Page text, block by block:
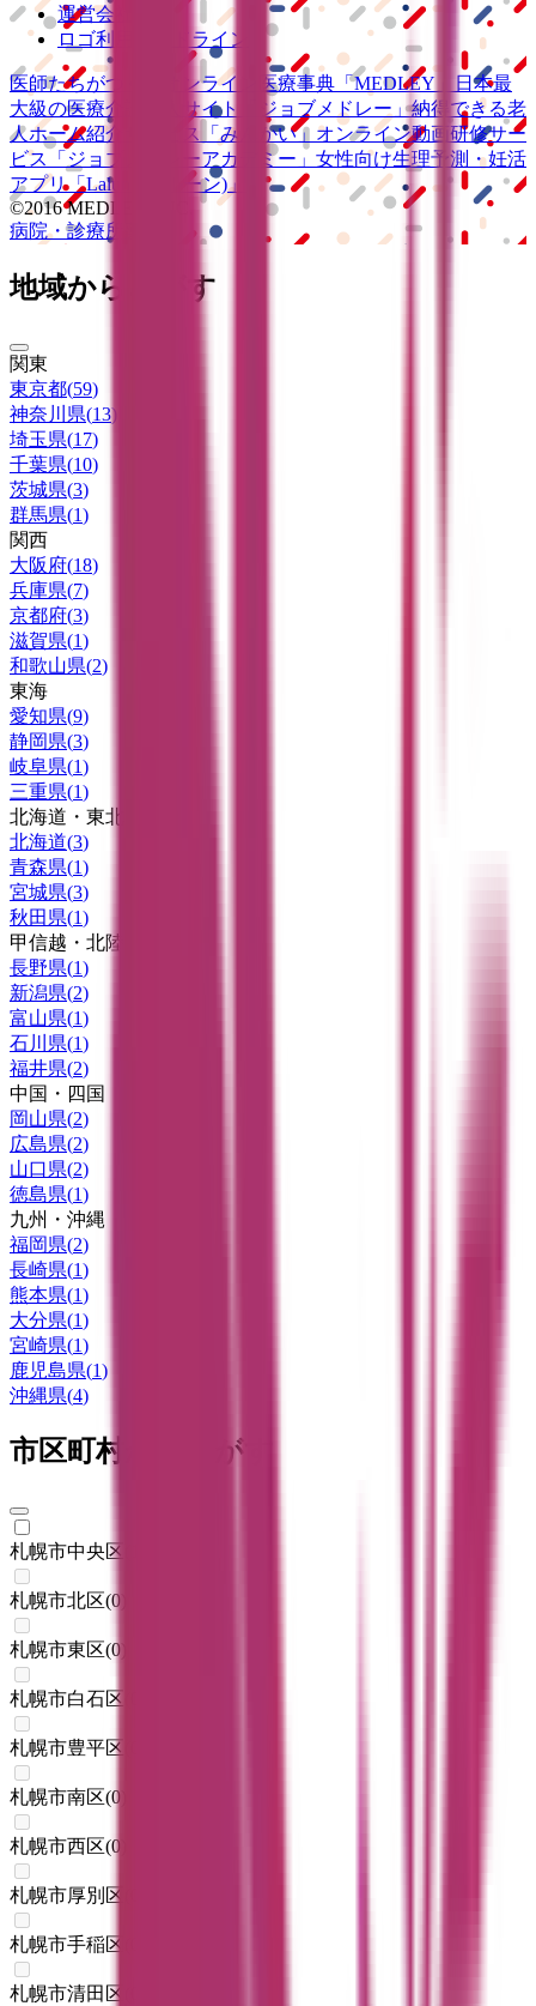
運営会社
ロゴ利用ガイドライン
医師たちがつくる オンライン医療事典 「MEDLEY」
日本最
大級の医療介護求人サイト 「ジョブメドレー」納得できる老
人ホーム紹介サービス
「みんかい」 オンライン動画研修サー
ビス
「ジョブメドレーアカデミー」 女性向け生理予測・妊活
アプリ「Lalune(ラルーン)」
©2016 MEDLEY, INC.
病院・診療所
地域からさがす
関東
東京都(59)
神奈川県(13)
埼玉県(17)
千葉県(10)
茨城県(3)
群馬県(1)
関西
大阪府(18)
兵庫県(7)
京都府(3)
滋賀県(1)
和歌山県(2)
東海
愛知県(9)
静岡県(3)
岐阜県(1)
三重県(1)
北海道・東北
北海道(3)
青森県(1)
宮城県(3)
秋田県(1)
甲信越・北陸
長野県(1)
新潟県(2)
富山県(1)
石川県(1)
福井県(2)
中国・四国
岡山県(2)
広島県(2)
山口県(2)
徳島県(1)
九州・沖縄
福岡県(2)
長崎県(1)
熊本県(1)
大分県(1)
宮崎県(1)
鹿児島県(1)
沖縄県(4)
市区町村からさがす
札幌市中央区
札幌市北区(0
札幌市東区(0
札幌市白石区
札幌市豊平区
札幌市南区(0
札幌市西区(0
札幌市厚別区
札幌市手稲区
札幌市清田区